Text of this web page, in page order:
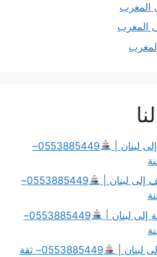
المغرب
المغرب
لبنان |
0553885449–
لبنان |
0553885449–
لبنان |
0553885449–
لبنان |
0553885449– ثقة